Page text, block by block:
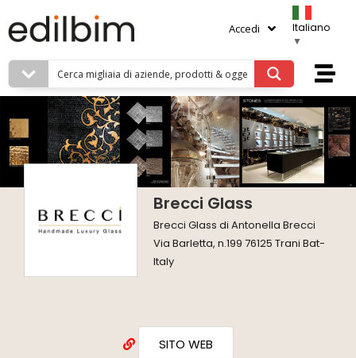
Accedi
Italiano
▼
Brecci Glass
Brecci Glass di Antonella Brecci
Via Barletta, n.199 76125 Trani Bat-
Italy
SITO WEB